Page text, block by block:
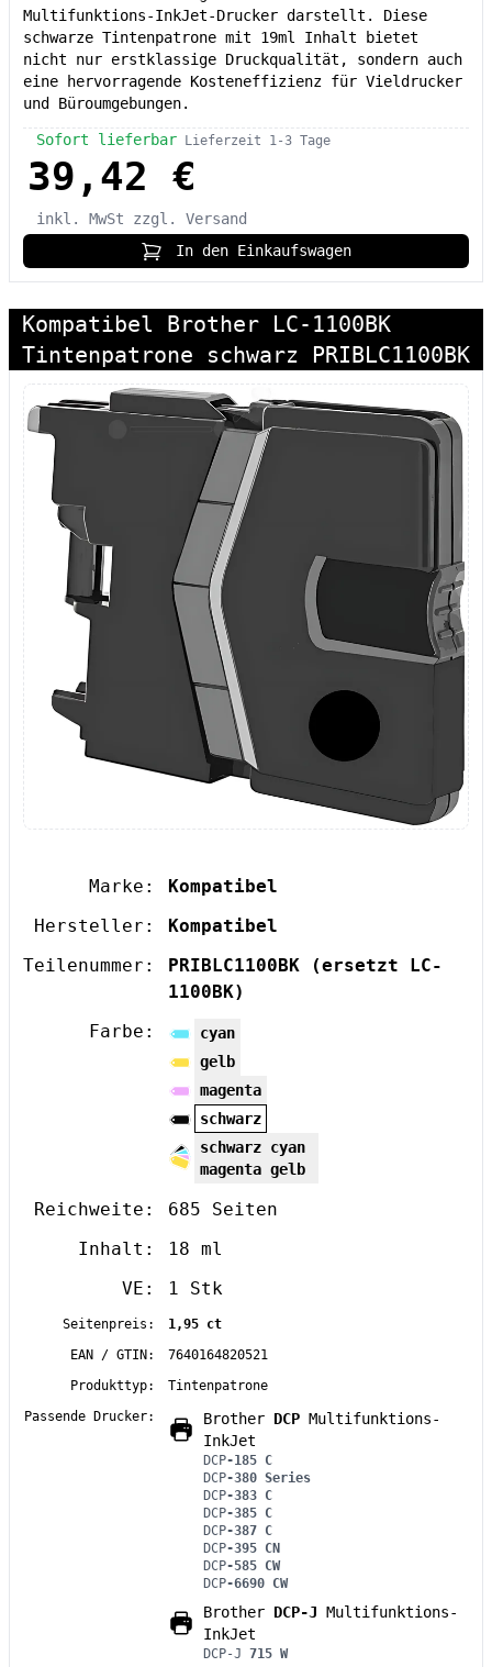
Multifunktions-InkJet-Drucker darstellt. Diese
schwarze Tintenpatrone mit 19ml Inhalt bietet
nicht nur erstklassige Druckqualität, sondern auch
eine hervorragende Kosteneffizienz für Vieldrucker
und Büroumgebungen.
Sofort lieferbar Lieferzeit 1-3 Tage
39,42 €
inkl. MwSt
zzgl. Versand
In den Einkaufswagen
Kompatibel Brother LC-1100BK
Tintenpatrone schwarz PRIBLC1100BK
Marke:
Kompatibel
Hersteller:
Kompatibel
Teilenummer:
PRIBLC1100BK
(ersetzt LC-
1100BK)
Farbe:
cyan
gelb
magenta
schwarz
schwarz cyan
magenta gelb
Reichweite:
685 Seiten
Inhalt:
18 ml
VE:
1 Stk
Seitenpreis:
1,95 ct
EAN / GTIN:
7640164820521
Produkttyp:
Tintenpatrone
Passende Drucker:
Brother DCP Multifunktions-
InkJet
DCP-185 C
DCP-380 Series
DCP-383 C
DCP-385 C
DCP-387 C
DCP-395 CN
DCP-585 CW
DCP-6690 CW
Brother DCP-J Multifunktions-
InkJet
DCP-J 715 W